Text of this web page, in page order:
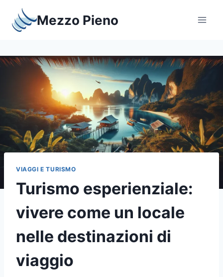
contenuto
Mezzo Pieno
VIAGGI E TURISMO
Turismo esperienziale:
vivere come un locale
nelle destinazioni di
viaggio